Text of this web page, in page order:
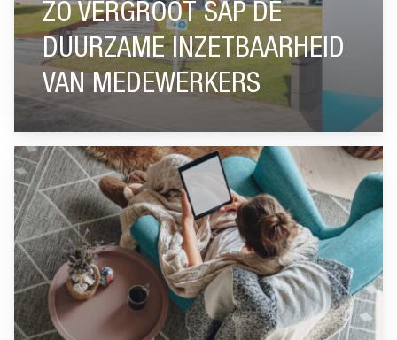
ZO VERGROOT SAP DE
DUURZAME INZETBAARHEID
VAN MEDEWERKERS
GA NAAR “WERKENDE NEDERLANDER WIL IN 2023 VOORAL